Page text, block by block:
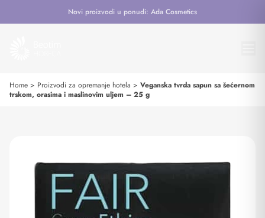
Novi proizvodi u ponudi: Ada Cosmetics
Home > Proizvodi za opremanje hotela > Veganska tvrda sapun sa šećernom
trskom, orasima i maslinovim uljem – 25 g